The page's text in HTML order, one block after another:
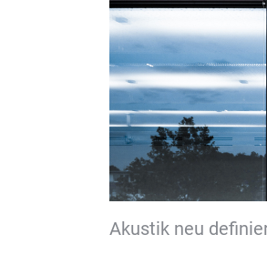
Akustik neu